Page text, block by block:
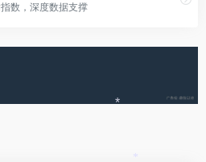
数，深度数据支撑